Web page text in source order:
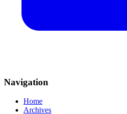
Navigation
Home
Archives